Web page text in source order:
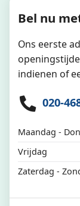
Bel nu
Ons eerste
indienen of
020-
Maandag -
Vrijdag
Zaterdag -